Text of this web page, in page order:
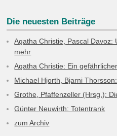
Die neuesten Beiträge
Agatha Christie, Pascal Davoz:
mehr
Agatha Christie: Ein
Michael Hjorth, Bjarni
Grothe, Pfaffenzeller (Hrsg.):
Günter Neuwirth: Totentrank
zum Archiv